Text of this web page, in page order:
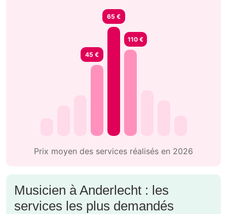
45 €
65 €
110 €
Prix moyen des services réalisés en 2026
Musicien à Anderlecht : les
services les plus demandés